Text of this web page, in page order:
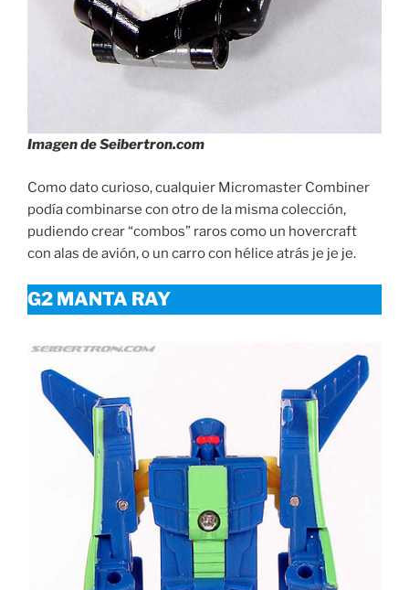
Imagen de Seibertron.com
Como dato curioso, cualquier Micromaster Combiner
podía combinarse con otro de la misma colección,
pudiendo crear “combos” raros como un hovercraft
con alas de avión, o un carro con hélice atrás je je je.
G2 MANTA RAY